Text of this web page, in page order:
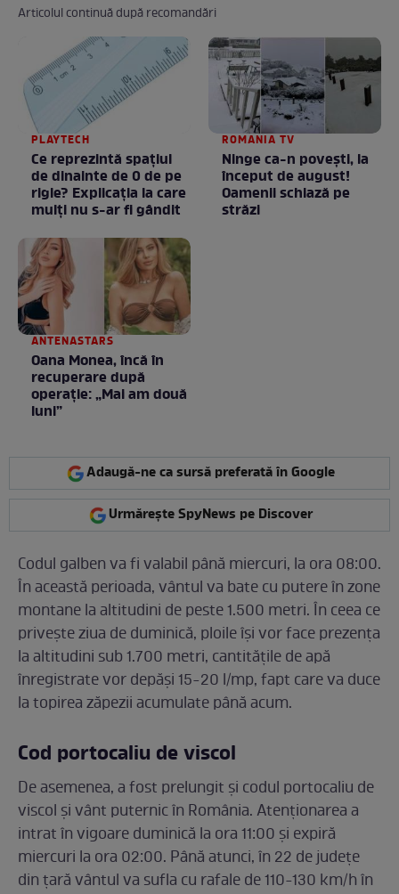
Articolul continuă după recomandări
PLAYTECH
Ce reprezintă spaţiul
de dinainte de 0 de pe
rigle? Explicaţia la care
mulţi nu s-ar fi gândit
ROMANIA TV
Ninge ca-n povești, la
început de august!
Oamenii schiază pe
străzi
ANTENASTARS
Oana Monea, încă în
recuperare după
operație: „Mai am două
luni”
Adaugă-ne ca sursă preferată în Google
Urmărește SpyNews pe Discover
Codul galben va fi valabil până miercuri, la ora 08:00.
În această perioada, vântul va bate cu putere în zone
montane la altitudini de peste 1.500 metri. În ceea ce
privește ziua de duminică, ploile își vor face prezența
la altitudini sub 1.700 metri, cantitățile de apă
înregistrate vor depăși 15-20 l/mp, fapt care va duce
la topirea zăpezii acumulate până acum.
Cod portocaliu de viscol
De asemenea, a fost prelungit și codul portocaliu de
viscol și vânt puternic în România. Atenționarea a
intrat în vigoare duminică la ora 11:00 și expiră
miercuri la ora 02:00. Până atunci, în 22 de județe
din țară vântul va sufla cu rafale de 110-130 km/h în